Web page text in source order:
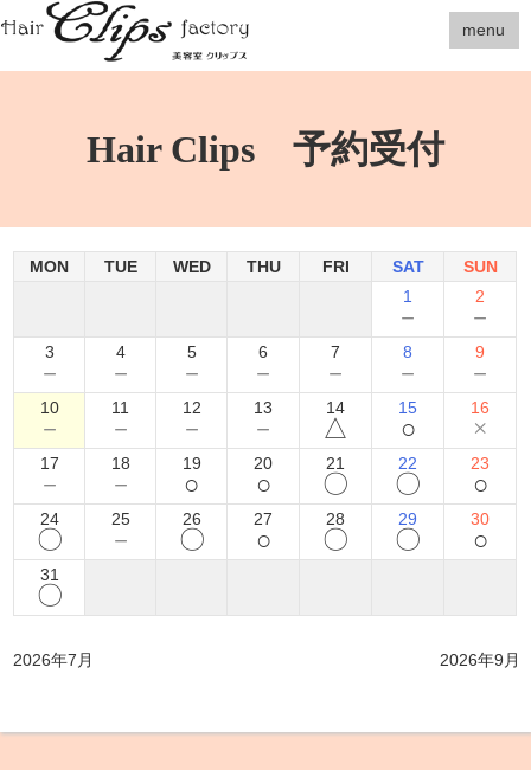
menu
Hair Clips 予約受付
MON TUE WED THU FRI SAT
SUN
1
－
2
－
3
－
4
－
5
－
6
－
7
－
8
－
9
－
10
－
11
－
12
－
13
－
14
△
15
○
16
×
17
－
18
－
19
○
20
○
21
〇
22
〇
23
○
24
〇
25
－
26
〇
27
○
28
〇
29
〇
30
○
31
〇
2026年7月 2026年9月